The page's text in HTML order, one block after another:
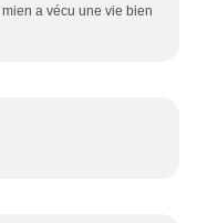
a vécu une vie bien